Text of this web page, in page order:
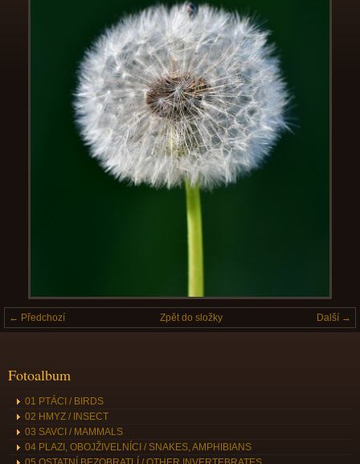
← Předchozí Další →
Zpět do složky
Fotoalbum
01 PTÁCI / BIRDS
02 HMYZ / INSECT
03 SAVCI / MAMMALS
04 PLAZI, OBOJŽIVELNÍCI / SNAKES, AMPHIBIANS